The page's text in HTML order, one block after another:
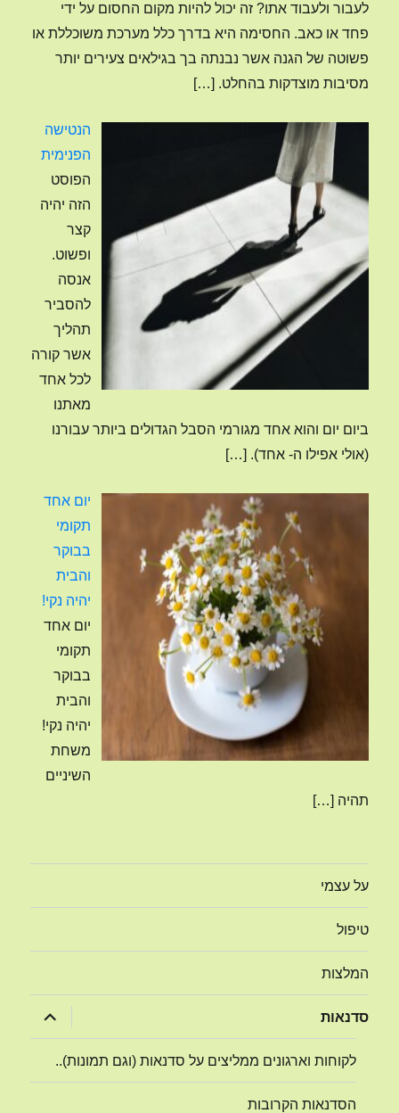
לעבור ולעבוד אתו? זה יכול להיות מקום החסום על ידי
פחד או כאב. החסימה היא בדרך כלל מערכת משוכללת או
פשוטה של הגנה אשר נבנתה בך בגילאים צעירים יותר
מסיבות מוצדקות בהחלט.
[…]
הנטישה
הפנימית
הפוסט
הזה יהיה
קצר
ופשוט.
אנסה
להסביר
תהליך
אשר קורה
לכל אחד
מאתנו
ביום יום והוא אחד מגורמי הסבל הגדולים ביותר עבורנו
(אולי אפילו ה- אחד). […]
יום אחד
תקומי
בבוקר
והבית
יהיה נקי!
יום אחד
תקומי
בבוקר
והבית
יהיה נקי!
משחת
השיניים
תהיה
[…]
על עצמי
טיפול
המלצות
סדנאות
הצג
תפריט
לקוחות וארגונים ממליצים על סדנאות (וגם תמונות)..
הסדנאות הקרובות